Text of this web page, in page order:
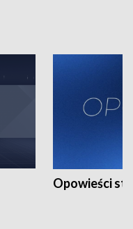
Opowieści